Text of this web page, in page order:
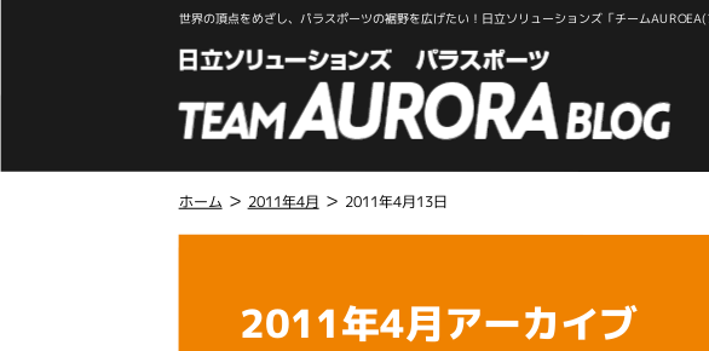
世界の頂点をめざし、パラスポーツの裾野を広げたい！日立ソリューションズ「チーム
ホーム > 2011年4月 > 2011年4月13日
2011年4月アーカイブ